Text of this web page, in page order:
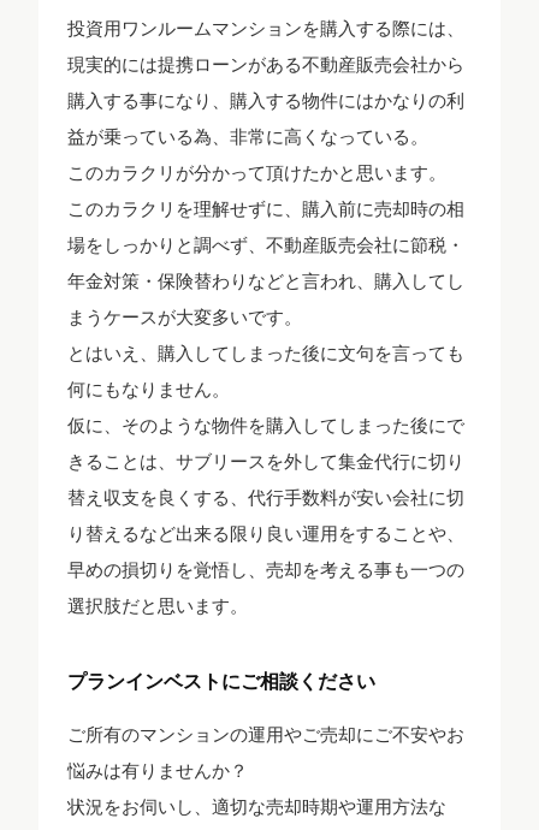
投資用ワンルームマンションを購入する際には、
現実的には提携ローンがある不動産販売会社から
購入する事になり、購入する物件にはかなりの利
益が乗っている為、非常に高くなっている。
このカラクリが分かって頂けたかと思います。
このカラクリを理解せずに、購入前に売却時の相
場をしっかりと調べず、不動産販売会社に節税・
年金対策・保険替わりなどと言われ、購入してし
まうケースが大変多いです。
とはいえ、購入してしまった後に文句を言っても
何にもなりません。
仮に、そのような物件を購入してしまった後にで
きることは、サブリースを外して集金代行に切り
替え収支を良くする、代行手数料が安い会社に切
り替えるなど出来る限り良い運用をすることや、
早めの損切りを覚悟し、売却を考える事も一つの
選択肢だと思います。
プランインベストにご相談ください
ご所有のマンションの運用やご売却にご不安やお
悩みは有りませんか？
状況をお伺いし、適切な売却時期や運用方法な